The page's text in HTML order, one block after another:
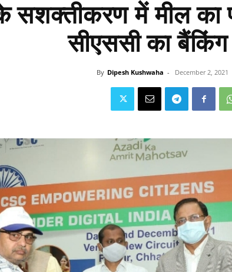
सशक्तीकरण में मील का
सीएससी का
By Dipesh Kushwaha - December 2, 2021